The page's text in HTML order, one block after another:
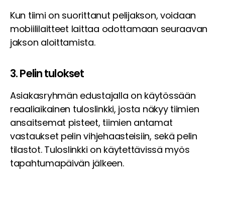
Kun tiimi on suorittanut pelijakson, voidaan
mobiililaitteet laittaa odottamaan seuraavan
jakson aloittamista.
3. Pelin tulokset
Asiakasryhmän edustajalla on käytössään
reaaliaikainen tuloslinkki, josta näkyy tiimien
ansaitsemat pisteet, tiimien antamat
vastaukset pelin vihjehaasteisiin, sekä pelin
tilastot. Tuloslinkki on käytettävissä myös
tapahtumapäivän jälkeen.